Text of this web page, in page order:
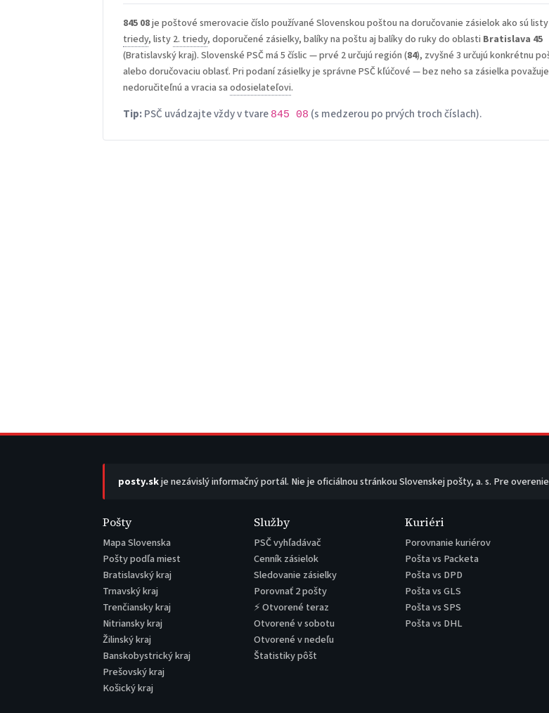
845 08je poštové smerovacie číslo používané Slovenskou poštou na doručovanie zásielok ako sú listy
triedy, listy 2. triedy, doporučené zásielky, balíky na poštu aj balíky do ruky do oblasti Bratislava 45
(Bratislavský kraj). Slovenské PSČ má 5 číslic — prvé 2 určujú región (84), zvyšné 3 určujú konkrétnu
alebo doručovaciu oblasť. Pri podaní zásielky je správne PSČ kľúčové — bez neho sa zásielka
nedoručiteľnú a vracia saodosielateľovi.
Tip:PSČ uvádzajte vždy v tvare 845 08 (s medzerou po prvých troch číslach).
posty.skje nezávislý informačný portál. Nie je oficiálnou stránkou Slovenskej pošty, a. s. Pre
Pošty
Mapa Slovenska
Pošty podľa miest
Bratislavský kraj
Trnavský kraj
Trenčiansky kraj
Nitriansky kraj
Žilinský kraj
Banskobystrický kraj
Prešovský kraj
Košický kraj
Služby
PSČ vyhľadávač
Cenník zásielok
Sledovanie zásielky
Porovnať 2 pošty
⚡ Otvorené teraz
Otvorené v sobotu
Otvorené v nedeľu
Štatistiky pôšt
Kuriéri
Porovnanie kuriérov
Pošta vs Packeta
Pošta vs DPD
Pošta vs GLS
Pošta vs SPS
Pošta vs DHL